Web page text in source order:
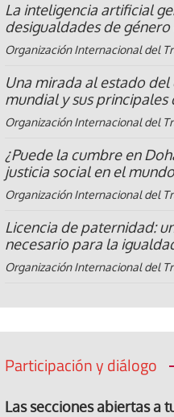
La inteligencia artificial
desigualdades de
Organización Internacional del
Una mirada al estado
mundial y sus principales
Organización Internacional del
¿Puede la cumbre en
justicia social en el
Organización Internacional del
Licencia de paternidad:
necesario para la
Organización Internacional del
Participación y diálogo
Las secciones abiertas a